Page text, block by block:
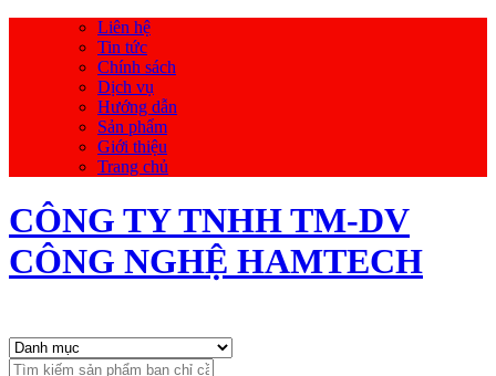
Liên hệ
Tin tức
Chính sách
Dịch vụ
Hướng dẫn
Sản phẩm
Giới thiệu
Trang chủ
CÔNG TY TNHH TM-DV
CÔNG NGHỆ HAMTECH